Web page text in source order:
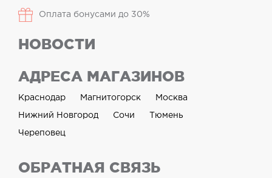
Оплата бонусами до 30%
НОВОСТИ
АДРЕСА МАГАЗИНОВ
Краснодар Магнитогорск Москва
Нижний Новгород Сочи Тюмень
Череповец
ОБРАТНАЯ СВЯЗЬ